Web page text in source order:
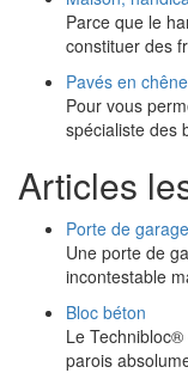
Parce que le
constituer des
Pavés en
Pour vous
spécialiste des
Articles
Porte de
Une porte de
incontestable
Bloc béton
Le
parois